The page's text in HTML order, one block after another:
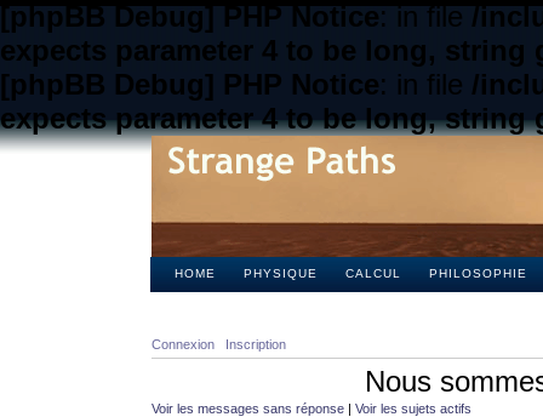
[phpBB Debug] PHP Notice: in file/
expects parameter 4 to be long, string
[phpBB Debug] PHP Notice: in file /
expects parameter 4 to be long, string
HOME PHYSIQUE CALCUL PHILOSOPHIE
Connexion Inscription
Nous
Voir les messages sans réponse | Voir les sujets actifs